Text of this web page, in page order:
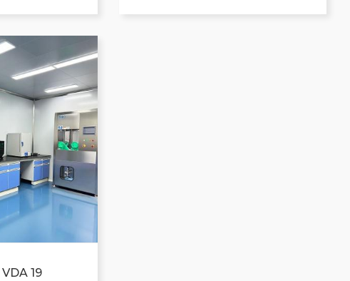
de alta
para laboratórios
técnica VDA19
19